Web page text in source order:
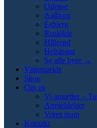
Odense
Aalborg
Esbjerg
Roskilde
Hillerød
Helsingør
Se alle byer →
Vidensarkiv
Shop
Om os
Vi ansætter –
Anmeldelser
Vores team
Kontakt